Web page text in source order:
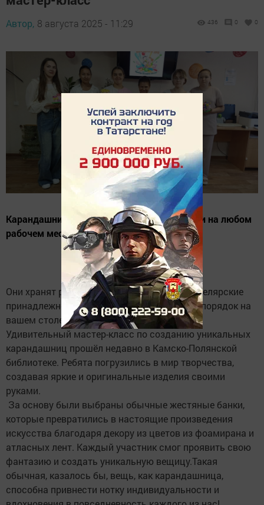
Автор, 8 августа 2025 - 11:29 436 0 0
Карандашницы — незаменимые помощники на любом
рабочем месте!
Они хранят ручки, карандаши и прочие канцелярские
принадлежности, поддерживая идеальный порядок на
вашем столе.
Удивительный мастер-класс по созданию уникальных
карандашниц прошёл недавно в Камско-Полянской
библиотеке. Ребята погрузились в мир творчества,
создавая яркие и оригинальные изделия своими
руками.
️ За основу были выбраны обычные жестяные банки,
которые превратились в настоящие произведения
искусства благодаря декору из цветов из фоамирана и
атласных лент. Каждый участник смог проявить свою
фантазию и создать уникальную вещицу.Такая
обычная, казалось бы, вещь, как карандашница,
способна привнести нотку индивидуальности и